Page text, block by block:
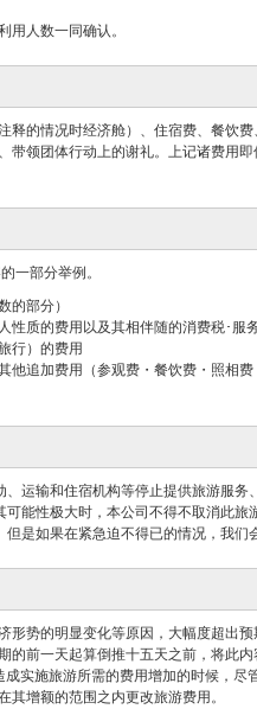
用人数一同确认。
的情况时经济舱）、住宿费、餐饮
带领团体行动上的谢礼。上记诸费用
一部分举例。
的部分）
性质的费用以及其相伴随的消费税･服
行）的费用
追加费用（参观费・餐饮费・照相费
运输和住宿机构等停止提供旅游服
能性极大时，本公司不得不取消此
是如果在紧急迫不得已的情况，我们
形势的明显变化等原因，大幅度超出
前一天起算倒推十五天之前，将此内
实施旅游所需的费用增加的时候，
增额的范围之内更改旅游费用。